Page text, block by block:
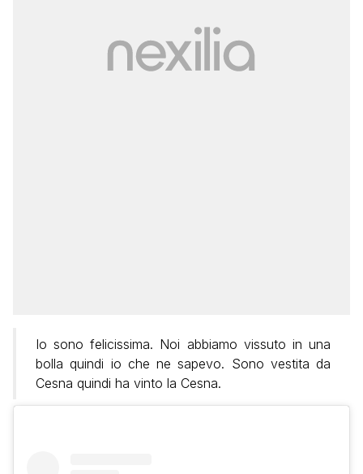
Io sono felicissima. Noi abbiamo vissuto in una
bolla quindi io che ne sapevo. Sono vestita da
Cesna quindi ha vinto la Cesna.